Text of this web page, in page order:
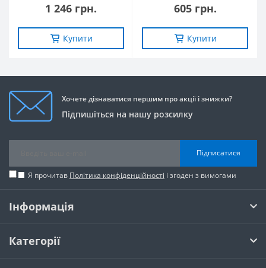
1 246 грн.
Купити
605 грн.
Купити
Хочете дізнаватися першим про акції і знижки?
Підпишіться на нашу розсилку
Підписатися
Я прочитав Політика конфіденційності і згоден з вимогами
Інформація
Категорії